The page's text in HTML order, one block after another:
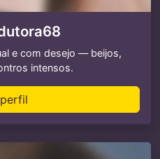
e com desejo — beijos,
intensos.